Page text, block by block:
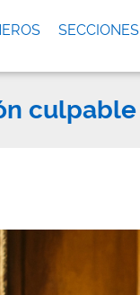
SECCIONES
culpable